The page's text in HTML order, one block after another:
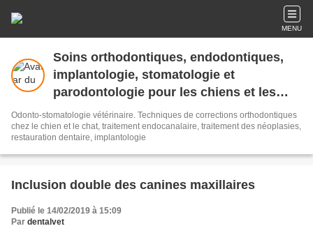
MENU
Soins orthodontiques, endodontiques,
implantologie, stomatologie et
parodontologie pour les chiens et les
chats
Odonto-stomatologie vétérinaire. Techniques de corrections orthodontiques
chez le chien et le chat, traitement endocanalaire, traitement des néoplasies,
restauration dentaire, implantologie
Inclusion double des canines maxillaires
Publié le 14/02/2019 à 15:09
Par dentalvet